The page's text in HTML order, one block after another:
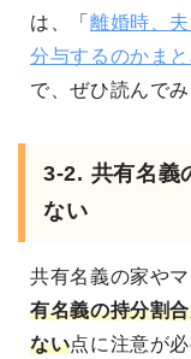
は、「 離婚時、
分与するのかま
で、ぜひ読んでみ
3-2. 共有名義
ない
共有名義の家や
有名義の持分割
ない点に注意が必